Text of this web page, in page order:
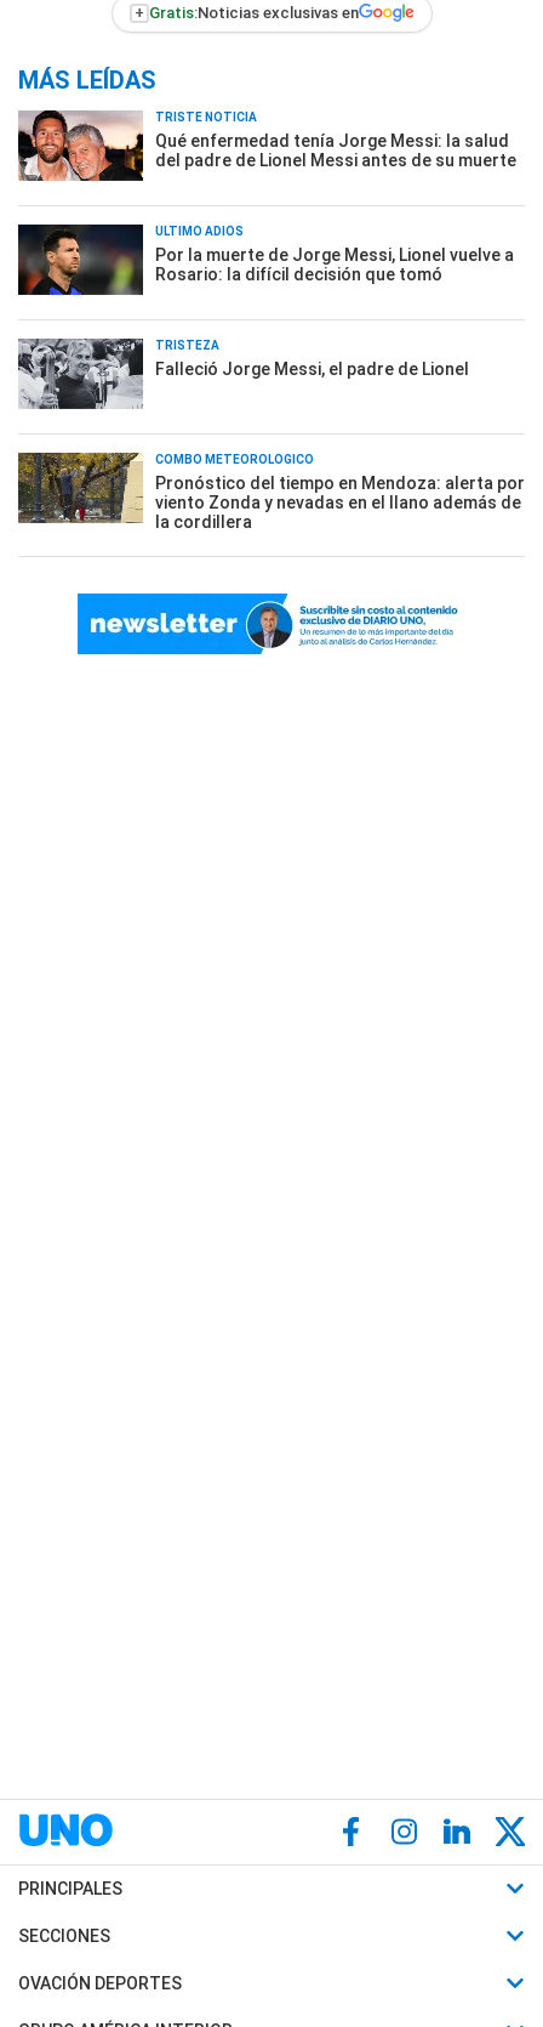
+ Gratis:Noticias exclusivas en
MÁS LEÍDAS
TRISTE NOTICIA
Qué enfermedad tenía Jorge Messi: la salud
del padre de Lionel Messi antes de su muerte
ÚLTIMO ADIÓS
Por la muerte de Jorge Messi, Lionel vuelve a
Rosario: la difícil decisión que tomó
TRISTEZA
Falleció Jorge Messi, el padre de Lionel
COMBO METEOROLÓGICO
Pronóstico del tiempo en Mendoza: alerta por
viento Zonda y nevadas en el llano además de
la cordillera
PRINCIPALES
Últimas Noticias
Política
SECCIONES
Horóscopo
Motores
OVACIÓN DEPORTES